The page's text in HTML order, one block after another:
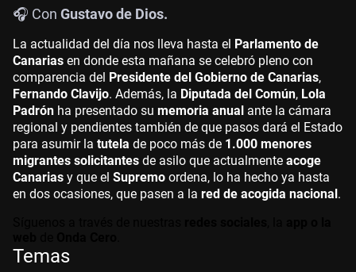
🎧 Con Gustavo de Dios.
La actualidad del día nos lleva hasta el Parlamento de
Canarias en donde esta mañana se celebró pleno con
comparencia del Presidente del Gobierno de Canarias,
Fernando Clavijo. Además, la Diputada del Común, Lola
Padrón ha presentado su memoria anual ante la cámara
regional y pendientes también de que pasos dará el Estado
para asumir la tutela de poco más de 1.000 menores
migrantes solicitantes de asilo que actualmente acoge
Canarias y que el Supremo ordena, lo ha hecho ya hasta
en dos ocasiones, que pasen a la red de acogida nacional.
Temas